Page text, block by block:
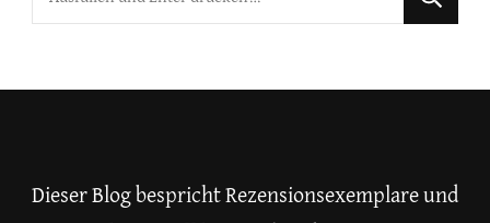
du
Dieser Blog bespricht Rezensionsexemplare und